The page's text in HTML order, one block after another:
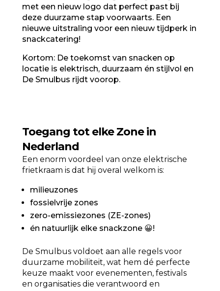
met een nieuw logo dat perfect past bij
deze duurzame stap voorwaarts. Een
nieuwe uitstraling voor een nieuw tijdperk in
snackcatering!
Kortom: De toekomst van snacken op
locatie is elektrisch, duurzaam én stijlvol en
De Smulbus rijdt voorop.
Toegang tot elke Zone in
Nederland
Een enorm voordeel van onze elektrische
frietkraam is dat hij overal welkom is:
milieuzones
fossielvrije zones
zero-emissiezones (ZE-zones)
én natuurlijk elke snackzone 😀!
De Smulbus voldoet aan alle regels voor
duurzame mobiliteit, wat hem dé perfecte
keuze maakt voor evenementen, festivals
en organisaties die verantwoord en